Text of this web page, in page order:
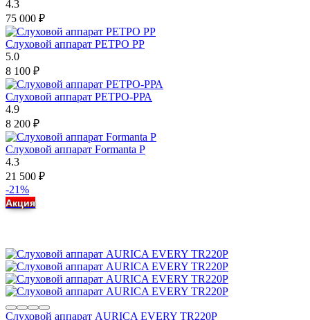
4.3
75 000 ₽
Слуховой аппарат РЕТРО РР
5.0
8 100 ₽
Слуховой аппарат РЕТРО-РРА
4.9
8 200 ₽
Слуховой аппарат Formanta P
4.3
21 500 ₽
-21%
Акция
Слуховой аппарат AURICA EVERY TR220P